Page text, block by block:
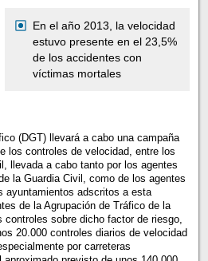
En el año 2013, la velocidad
estuvo presente en el 23,5%
de los accidentes con
víctimas mortales
(DGT) llevará a cabo una campaña
los controles de velocidad, entre los
llevada a cabo tanto por los agentes
la Guardia Civil, como de los agentes
ayuntamientos adscritos a esta
de la Agrupación de Tráfico de la
controles sobre dicho factor de riesgo,
20.000 controles diarios de velocidad
por carreteras